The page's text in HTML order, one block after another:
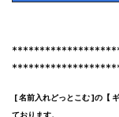
[ 名前入れどっとこむ ]の【
ております。